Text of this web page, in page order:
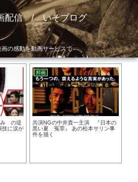
配信 / いそブログ
画の感動を動画サービスで
の堤
技に涙が
邦画
共演NGの中井貴一主演 『日本の
黒い夏 冤罪』 あの松本サリン事
件を描く